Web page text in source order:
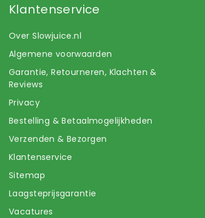
Klantenservice
Over Slowjuice.nl
Algemene voorwaarden
Garantie, Retourneren, Klachten &
Reviews
Privacy
Bestelling & Betaalmogelijkheden
Verzenden & Bezorgen
Klantenservice
Sitemap
Laagsteprijsgarantie
Vacatures